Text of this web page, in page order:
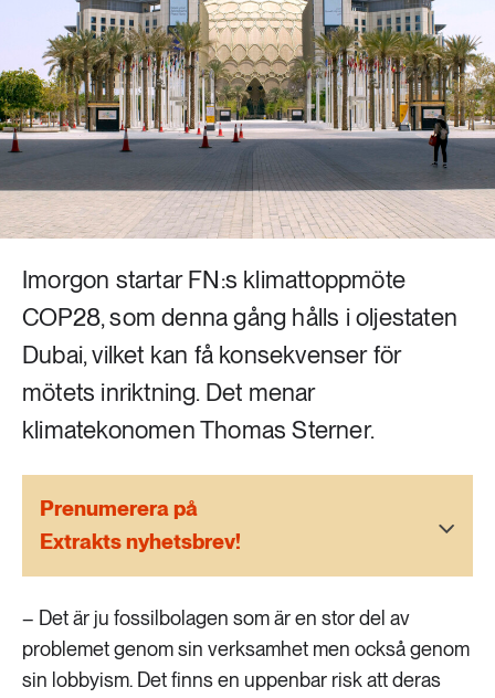
Mat & jordbruk
Skog
Social hållbarhet
Transport
252 ARTIKLAR
Landsbygd
939 ARTIKLAR
612 ARTIKLAR
262 ARTIKLAR
Skog
Social hållbarhet
189 ARTIKLAR
Transport
Vatten
Imorgon startar FN:s klimattoppmöte
COP28, som denna gång hålls i oljestaten
Dubai, vilket kan få konsekvenser för
mötets inriktning. Det menar
klimatekonomen Thomas Sterner.
Prenumerera på
Extrakts nyhetsbrev!
– Det är ju fossilbolagen som är en stor del av
problemet genom sin verksamhet men också genom
sin lobbyism. Det finns en uppenbar risk att deras